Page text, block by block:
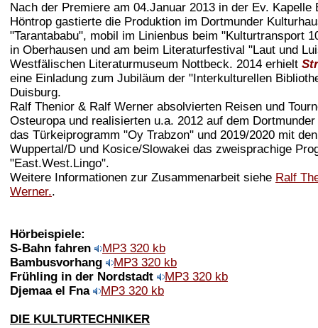
Nach der Premiere am 04.Januar 2013 in der Ev. Kapelle
Höntrop gastierte die Produktion im Dortmunder
"Tarantababu", mobil im Linienbus beim "Kulturtransport
in Oberhausen und am beim Literaturfestival "Laut und
Westfälischen Literaturmuseum Nottbeck. 2014 erhielt
eine Einladung zum Jubiläum der "Interkulturellen
Duisburg.
Ralf Thenior & Ralf Werner absolvierten Reisen und
Osteuropa und realisierten u.a. 2012 auf dem
das Türkeiprogramm "Oy Trabzon" und 2019/2020 mit
Wuppertal/D und Kosice/Slowakei das zweisprachige
"East.West.Lingo".
Weitere Informationen zur Zusammenarbeit siehe Ralf
Werner..
Hörbeispiele:
S-Bahn fahren
MP3 320 kb
Bambusvorhang
MP3 320 kb
Frühling in der Nordstadt
MP3 320 kb
Djemaa el Fna
MP3 320 kb
DIE KULTURTECHNIKER